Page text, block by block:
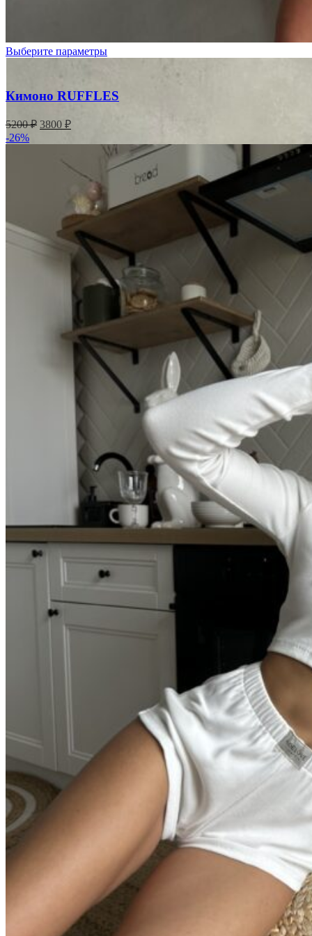
Выберите параметры
Кимоно RUFFLES
5200₽ Первоначальная
составляла
5200 ₽.
3800 ₽Текущая
3800 ₽.
-26%